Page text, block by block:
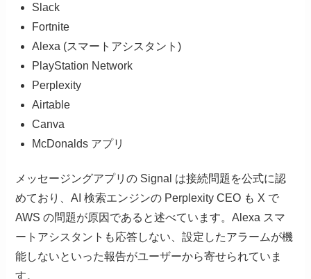
Slack
Fortnite
Alexa (スマートアシスタント)
PlayStation Network
Perplexity
Airtable
Canva
McDonalds アプリ
メッセージングアプリの Signal は接続問題を公式に認
めており、AI 検索エンジンの Perplexity CEO も X で
AWS の問題が原因であると述べています。Alexa スマ
ートアシスタントも応答しない、設定したアラームが機
能しないといった報告がユーザーから寄せられていま
す。